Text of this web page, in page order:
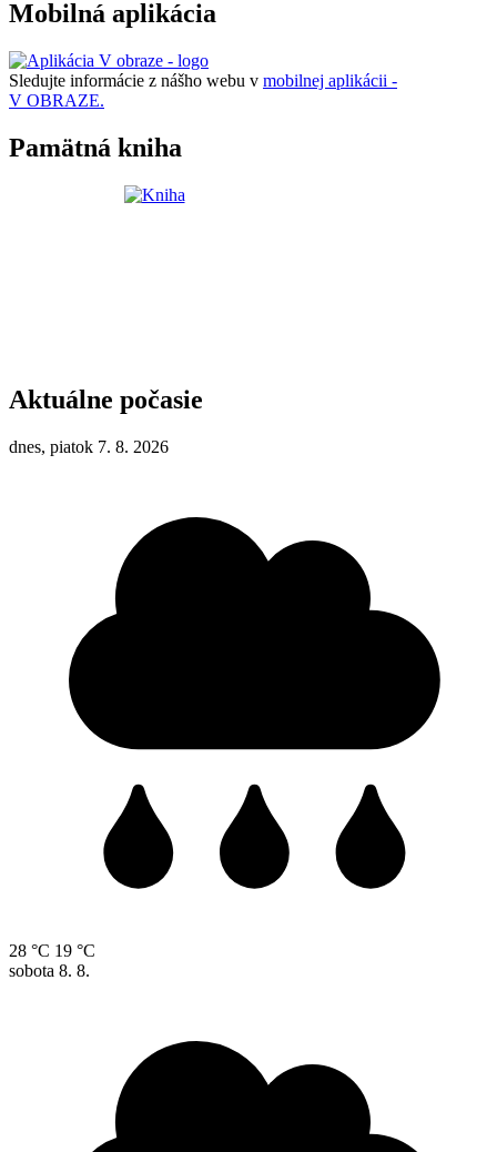
Mobilná aplikácia
Sledujte informácie z nášho webu v mobilnej aplikácii -
V OBRAZE.
Pamätná kniha
Aktuálne počasie
dnes, piatok 7. 8. 2026
28 °C 19 °C
sobota 8. 8.